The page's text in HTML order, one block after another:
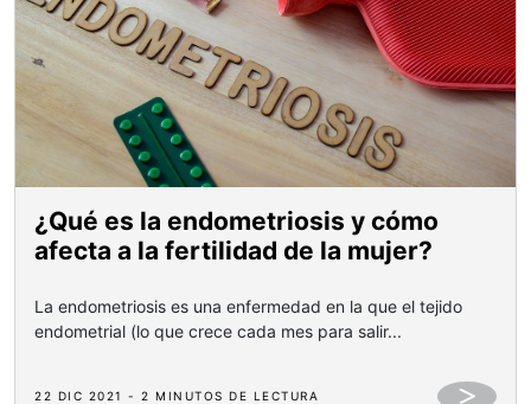
¿Qué es la endometriosis y cómo
afecta a la fertilidad de la mujer?
La endometriosis es una enfermedad en la que el tejido
endometrial (lo que crece cada mes para salir...
22 DIC 2021 - 2 MINUTOS DE LECTURA